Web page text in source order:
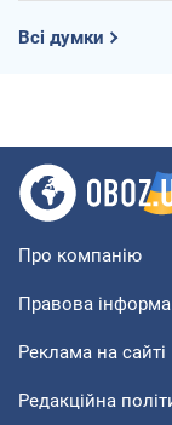
Всі думки
Про компанію
Правова
Реклама на сайті
Редакційна